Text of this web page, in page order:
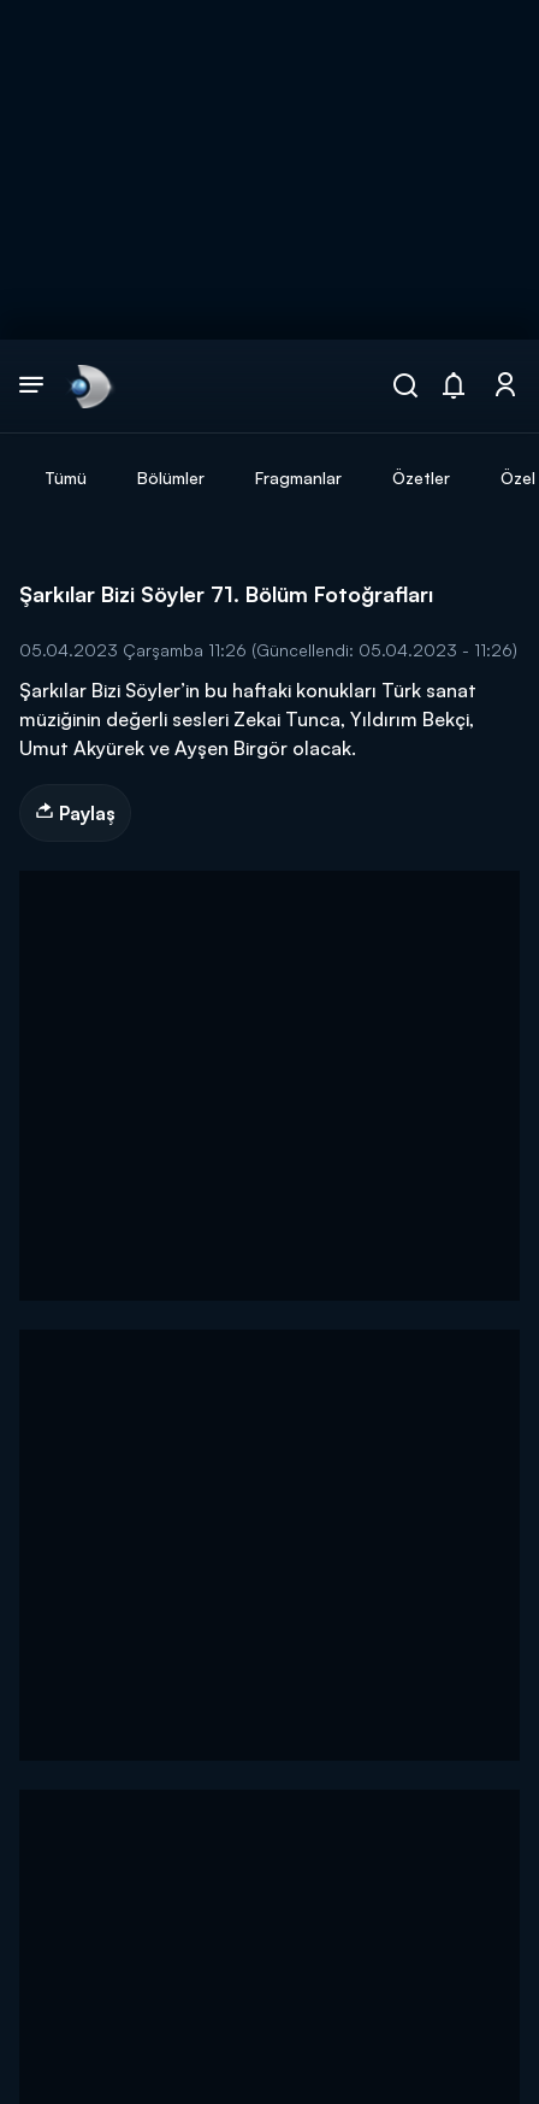
Tümü Bölümler Fragmanlar Özetler
Şarkılar Bizi Söyler 71. Bölüm Fotoğrafları
05.04.2023 Çarşamba 11:26 (Güncellendi: 05.04.2023 - 11:26)
Şarkılar Bizi Söyler’in bu haftaki konukları Türk sanat
müziğinin değerli sesleri Zekai Tunca, Yıldırım Bekçi,
Umut Akyürek ve Ayşen Birgör olacak.
Paylaş